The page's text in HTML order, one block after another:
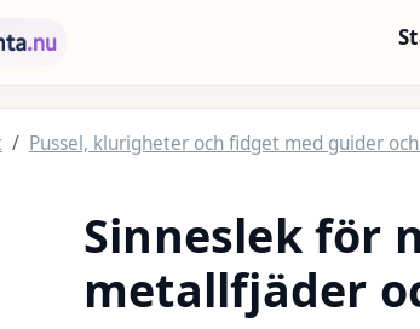
Pussel, klurigheter och fidget med guider
Sinneslek för
metallfjäder